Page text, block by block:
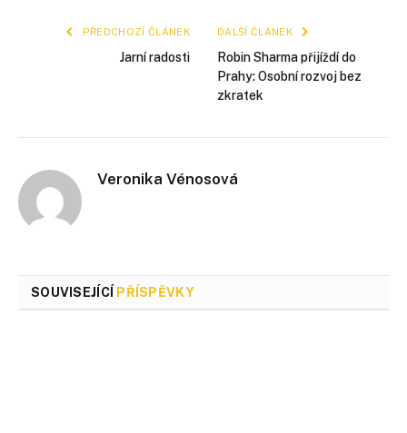
PŘEDCHOZÍ ČLÁNEK
Jarní radosti
DALŠÍ ČLÁNEK
Robin Sharma přijíždí do
Prahy: Osobní rozvoj bez
zkratek
Veronika Vénosová
SOUVISEJÍCÍ PŘÍSPĚVKY